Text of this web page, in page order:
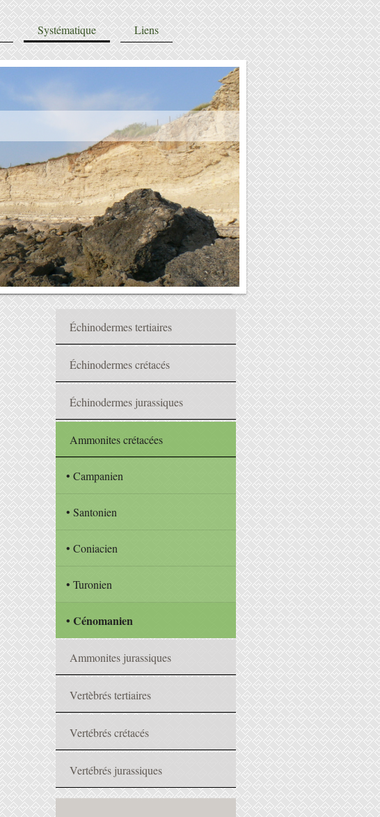
Systématique Liens
Échinodermes tertiaires
Échinodermes crétacés
Échinodermes jurassiques
Ammonites crétacées
Campanien
Santonien
Coniacien
Turonien
Cénomanien
Ammonites jurassiques
Vertèbrés tertiaires
Vertébrés crétacés
Vertébrés jurassiques